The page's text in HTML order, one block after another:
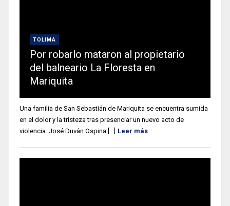
TOLIMA
Por robarlo mataron al propietario
del balneario La Floresta en
Mariquita
Una familia de San Sebastián de Mariquita se encuentra sumida
en el dolor y la tristeza tras presenciar un nuevo acto de
violencia. José Duván Ospina [...] Leer más